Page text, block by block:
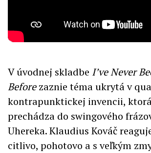
V úvodnej skladbe I’ve Never
Beforezaznie téma ukrytá v
kontrapunktickej invencii,
prechádza do swingového
Uhereka. Klaudius Kováč
citlivo, pohotovo a s veľkým